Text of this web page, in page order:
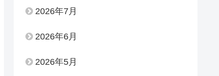
2026年7月
2026年6月
2026年5月